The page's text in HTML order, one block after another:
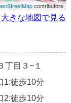
contributors
大きな地図で見る
丁目３−１
1:徒歩10分
2:徒歩10分